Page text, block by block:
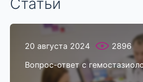
20 августа 2024
2896
Вопрос-ответ с